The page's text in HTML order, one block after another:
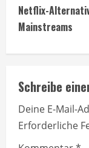
t
u
e
Netflix-
Mainstreams
Schreibe
Deine E-Mail-
Erforderliche